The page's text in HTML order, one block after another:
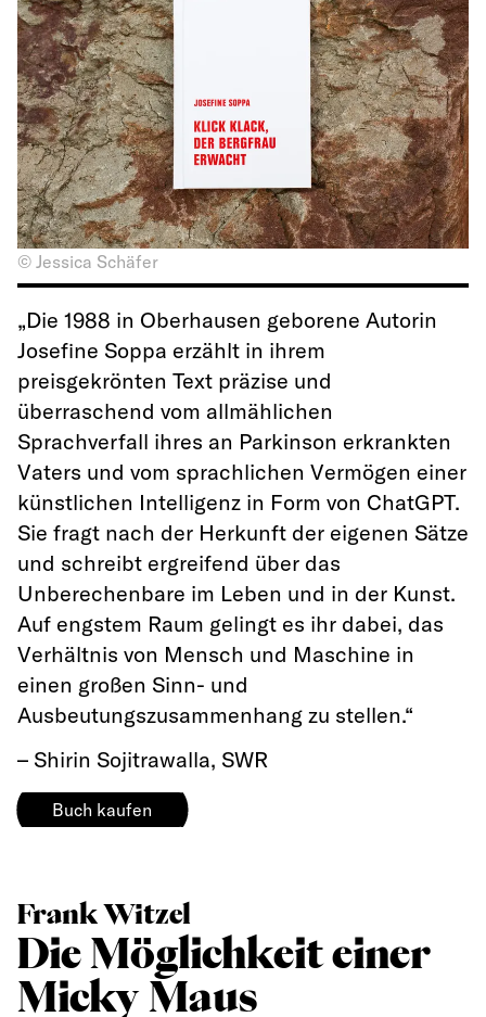
© Jessica Schäfer
„Die 1988 in Oberhausen geborene Autorin
Josefine Soppa erzählt in ihrem
preisgekrönten Text präzise und
überraschend vom allmählichen
Sprachverfall ihres an Parkinson erkrankten
Vaters und vom sprachlichen Vermögen einer
künstlichen Intelligenz in Form von ChatGPT.
Sie fragt nach der Herkunft der eigenen Sätze
und schreibt ergreifend über das
Unberechenbare im Leben und in der Kunst.
Auf engstem Raum gelingt es ihr dabei, das
Verhältnis von Mensch und Maschine in
einen großen Sinn- und
Ausbeutungszusammenhang zu stellen.“
– Shirin Sojitrawalla, SWR
Buch kaufen
Frank Witzel
Die Möglichkeit einer
Micky Maus